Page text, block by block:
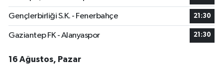
Gençlerbirliği S.K. - Fenerbahçe 21:30
Gaziantep FK - Alanyaspor 21:30
16 Ağustos, Pazar